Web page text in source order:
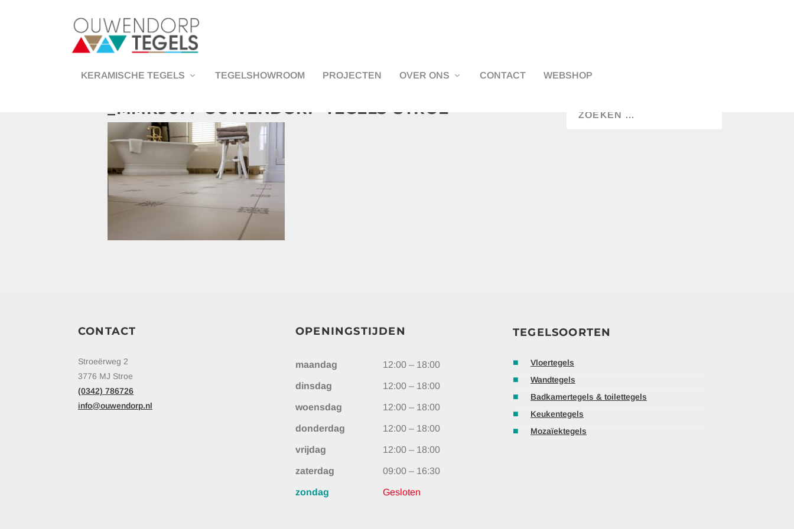
KERAMISCHE TEGELS TEGELSHOWROOM PROJECTEN OVER ONS CONTACT WEBSHOP
_MMR9677-OUWENDORP-TEGELS-STROE
CONTACT
Stroeërweg 2
3776 MJ Stroe
(0342) 786726
info@ouwendorp.nl
OPENINGSTIJDEN
maandag 12:00 – 18:00
dinsdag 12:00 – 18:00
woensdag 12:00 – 18:00
donderdag 12:00 – 18:00
vrijdag 12:00 – 18:00
zaterdag 09:00 – 16:30
zondag Gesloten
TEGELSOORTEN
Vloertegels
Wandtegels
Badkamertegels & toilettegels
Keukentegels
Mozaïektegels